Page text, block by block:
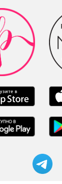
Мобильное
приложение
Салоны
Professional
загрузить
в
Google
Мобильное
приложение
Professional
загрузить
Мобильное
приложение
загрузить